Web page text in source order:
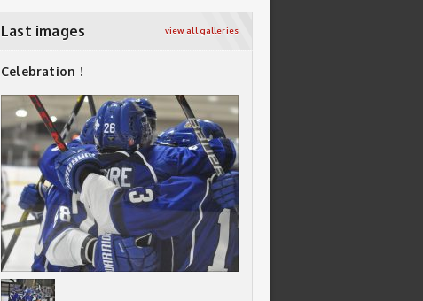
Last images view all galleries
Celebration !